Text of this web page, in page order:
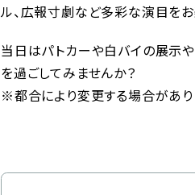
ル、広報寸劇など多彩な演目を
当日はパトカーや白バイの展示
を過ごしてみませんか？
※都合により変更する場合があり